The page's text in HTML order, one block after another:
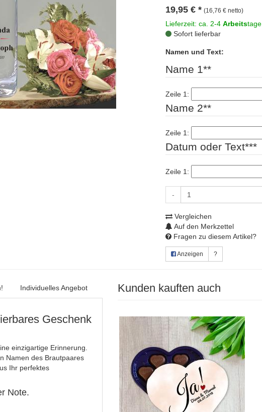
19,95 € * (16,76 € netto)
Lieferzeit: ca. 2-4 Arbeitstage
Sofort lieferbar
Namen und Text:
Name 1**
Zeile 1:
Name 2**
Zeile 1:
Datum oder Text***
Zeile 1:
-
Vergleichen
Auf den Merkzettel
Fragen zu diesem Artikel?
Anzeigen ?
Individuelles Angebot
Geschenk
einzigartige Erinnerung.
Namen des Brautpaares
Ihr perfektes
Note.
Kunden kauften auch